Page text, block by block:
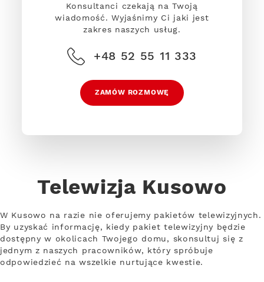
Konsultanci czekają na Twoją
wiadomość. Wyjaśnimy Ci jaki jest
zakres naszych usług.
+48 52 55 11 333
ZAMÓW ROZMOWĘ
Telewizja Kusowo
W Kusowo na razie nie oferujemy pakietów telewizyjnych.
By uzyskać informację, kiedy pakiet telewizyjny będzie
dostępny w okolicach Twojego domu, skonsultuj się z
jednym z naszych pracowników, który spróbuje
odpowiedzieć na wszelkie nurtujące kwestie.